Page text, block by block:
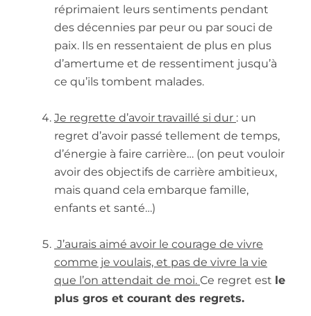
réprimaient leurs sentiments pendant
des décennies par peur ou par souci de
paix. Ils en ressentaient de plus en plus
d’amertume et de ressentiment jusqu’à
ce qu’ils tombent malades.
Je regrette d’avoir travaillé si dur : un
regret d’avoir passé tellement de temps,
d’énergie à faire carrière… (on peut vouloir
avoir des objectifs de carrière ambitieux,
mais quand cela embarque famille,
enfants et santé…)
J’aurais aimé avoir le courage de vivre
comme je voulais, et pas de vivre la vie
que l’on attendait de moi. Ce regret est le
plus gros et courant des regrets.